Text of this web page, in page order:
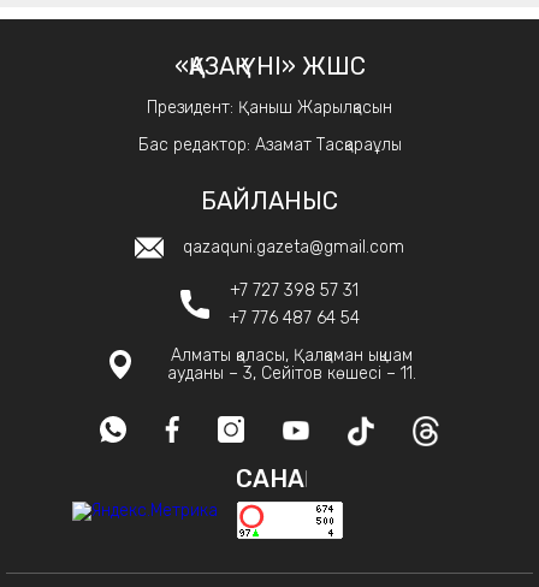
«ҚАЗАҚ ҮНІ» ЖШС
Президент: Қаныш Жарылқасын
Бас редактор: Азамат Тасқараұлы
БАЙЛАНЫС
qazaquni.gazeta@gmail.com
+7 727 398 57 31
+7 776 487 64 54
Алматы қаласы, Қалқаман ықшам
ауданы – 3, Сейітов көшесі – 11.
САНАҚ